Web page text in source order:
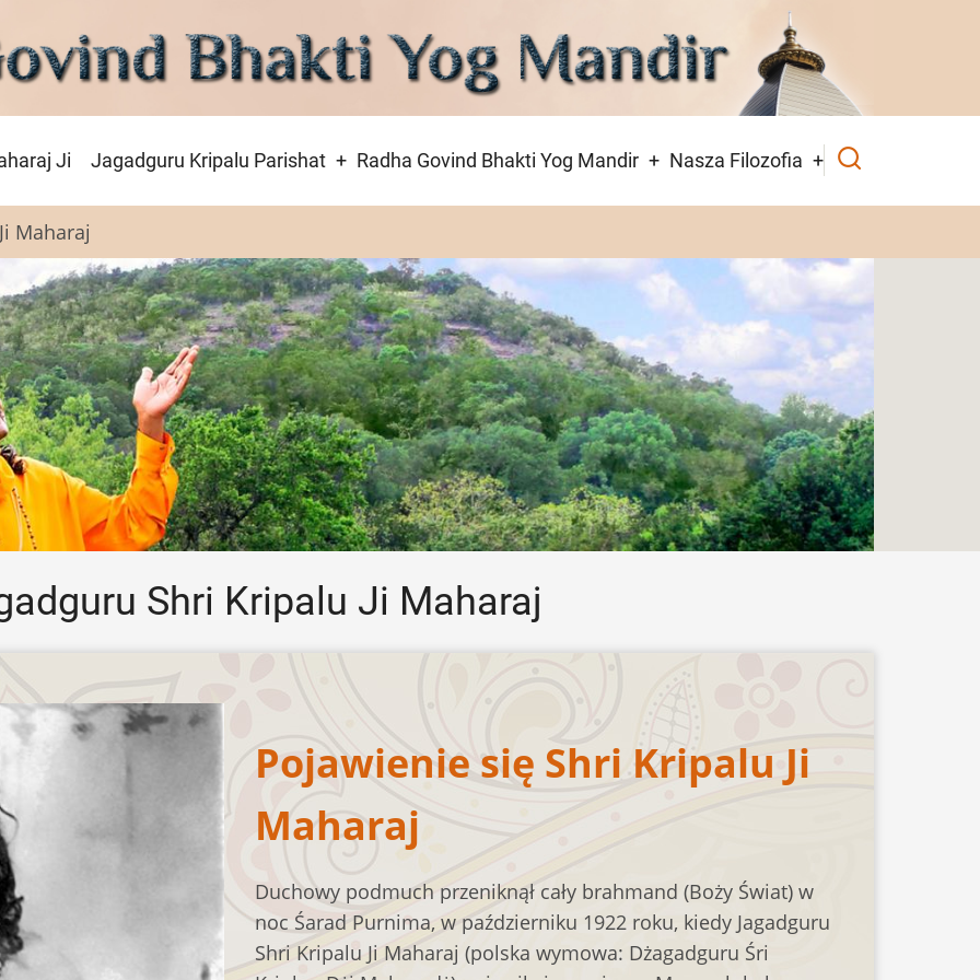
Ji Jagadguru Kripalu Parishat Radha Govind Bhakti Yog Mandir Nasza Filozofia
Maharaj
Shri Kripalu Ji Maharaj
Pojawienie się Shri Kripalu Ji
Maharaj
Duchowy podmuch przeniknął cały brahmand (Boży Świat) w
noc Śarad Purnima, w październiku 1922 roku, kiedy Jagadguru
Shri Kripalu Ji Maharaj (polska wymowa: Dżagadguru Śri